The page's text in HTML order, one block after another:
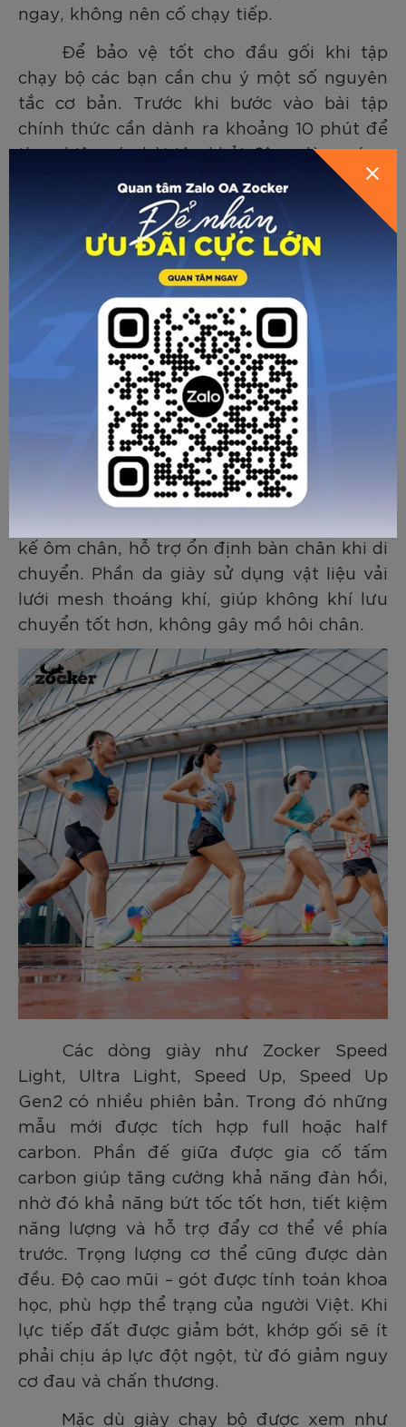
ngay, không nên cố chạy tiếp.
Để bảo vệ tốt cho đầu gối khi tập
chạy bộ các bạn cần chu ý một số nguyên
tắc cơ bản. Trước khi bước vào bài tập
chính thức cần dành ra khoảng 10 phút để
thực hiện các bài tập khởi động, làm nóng
cơ và vôi trơn khớp. Khi chạy nên ưu tiên
bước ngắn thay vì sải dài. Kỹ thuật đúng là
giữ thân người hơi nghiêng nhẹ về trước,
kết hợp tập cơ đùi, mông, core.
Như đã nói qua ở trên, trong bất cứ
hoạt động thể thao nào giày chuyên dụng
đều là yếu tố ảnh hưởng trực tiếp đến lực
tác động lên khớp gối. Giày chạy bộ phù
hợp không chỉ giúp bạn tập luyện thoải
mái hơn mà còn giảm thiểu áp lực lên các
khớp xương. Các bạn có thể lựa chọn các
sản phẩm của Zocker. Các dòng giày của
hãng được thiết kế phù hợp với điều kiện
kế ôm chân, hỗ trợ ổn định bàn chân khi di
chuyển. Phần da giày sử dụng vật liệu vải
lưới mesh thoáng khí, giúp không khí lưu
chuyển tốt hơn, không gây mồ hôi chân.
Các dòng giày như Zocker Speed
Light, Ultra Light, Speed Up, Speed Up
Gen2 có nhiều phiên bản. Trong đó những
mẫu mới được tích hợp full hoặc half
carbon. Phần đế giữa được gia cố tấm
carbon giúp tăng cường khả năng đàn hồi,
nhờ đó khả năng bứt tốc tốt hơn, tiết kiệm
năng lượng và hỗ trợ đẩy cơ thể về phía
trước. Trọng lượng cơ thể cũng được dàn
đều. Độ cao mũi – gót được tính toán khoa
học, phù hợp thể trạng của người Việt. Khi
lực tiếp đất được giảm bớt, khớp gối sẽ ít
phải chịu áp lực đột ngột, từ đó giảm nguy
cơ đau và chấn thương.
Mặc dù giày chạy bộ được xem như